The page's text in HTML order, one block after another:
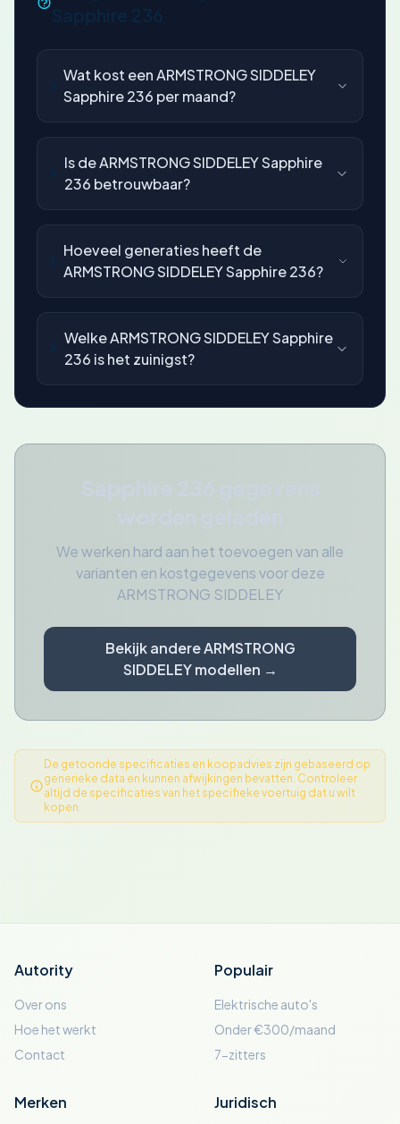
Wat kost een ARMSTRONG SIDDELEY
Sapphire 236 per maand?
Is de ARMSTRONG SIDDELEY Sapphire
236 betrouwbaar?
Hoeveel generaties heeft de
ARMSTRONG SIDDELEY Sapphire 236?
Welke ARMSTRONG SIDDELEY Sapphire
236 is het zuinigst?
We werken hard aan het toevoegen van alle
varianten en kostgegevens voor deze
ARMSTRONG SIDDELEY
Bekijk andere ARMSTRONG
SIDDELEY modellen →
De getoonde specificaties en koopadvies zijn gebaseerd op
generieke data en kunnen afwijkingen bevatten. Controleer
altijd de specificaties van het specifieke voertuig dat u wilt
kopen.
Autority
Over ons
Hoe het werkt
Contact
Populair
Elektrische auto's
Onder €300/maand
7-zitters
Merken Juridisch